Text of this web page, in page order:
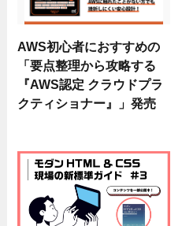
AWS初心者におすすめの
「要点整理から攻略する
『AWS認定 クラウドプラ
クティショナー』」発売